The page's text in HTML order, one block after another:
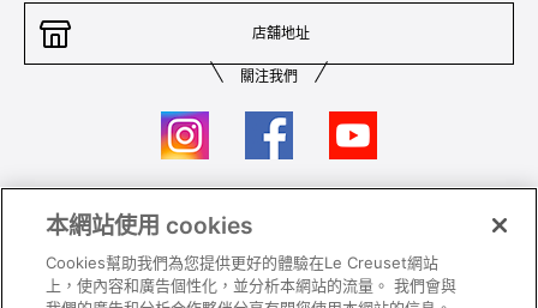
店舖地址
關注我們
聯絡我們
私隱政策 保養及使用
本網站使用 cookies
Cookies幫助我們為您提供更好的體驗在Le Creuset網站
上，使內容和廣告個性化，並分析本網站的流量。 我們會與